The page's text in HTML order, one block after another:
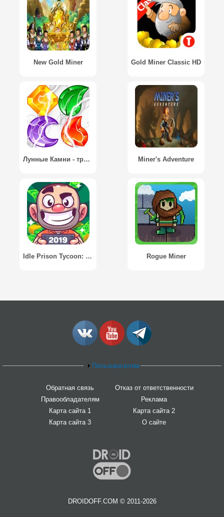
New Gold Miner Gold Miner Classic HD
Лунные Камни - три в ряд - Moon jewels Miner's Adventure
Idle Prison Tycoon: Gold Miner Clicker Game Rogue Miner
Пользователям
Обратная связь
Отказ от ответственности
Правообладателям
Реклама
Карта сайта 1
Карта сайта 2
Карта сайта 3
О сайте
DROIDOFF.COM © 2011-2026